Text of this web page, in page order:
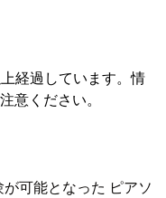
経過しています。情
意ください。
可能となった ピアソ